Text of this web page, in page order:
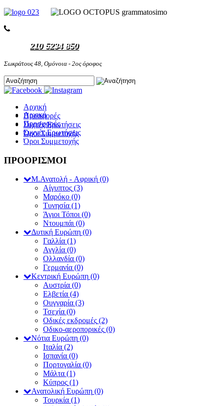
210 5234 850
Σωκράτους 48, Ομόνοια - 2ος όροφος
Αρχική
Προσφορές
Συχνές Ερωτήσεις
Όροι Συμμετοχής
Αρχική
Προσφορές
Συχνές Ερωτήσεις
Όροι Συμμετοχής
ΠΡΟΟΡΙΣΜΟΙ
Μ.Ανατολή - Αφρική (0)
Αίγυπτος (3)
Μαρόκο (0)
Τυνησία (1)
Άγιοι Τόποι(0)
Ντουμπάι(0)
Δυτική Ευρώπη (0)
Γαλλία (1)
Αγγλία (0)
Ολλανδία (0)
Γερμανία (0)
Κεντρική Ευρώπη (0)
Αυστρία (0)
Ελβετία (4)
Ουγγαρία (3)
Τσεχία (0)
Οδικές εκδρομές (2)
Οδικο-αεροπορικές (0)
Νότια Ευρώπη (0)
Ιταλία (2)
Ισπανία (0)
Πορτογαλία (0)
Μάλτα (1)
Κύπρος (1)
Ανατολική Ευρώπη (0)
Τουρκία (1)